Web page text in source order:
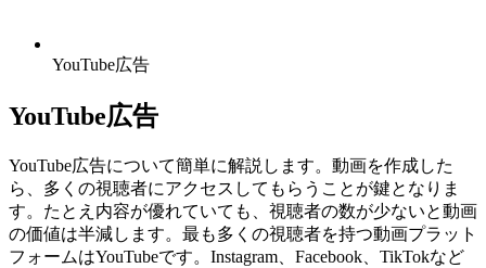
YouTube広告
YouTube広告
YouTube広告について簡単に解説します。動画を作成した
ら、多くの視聴者にアクセスしてもらうことが鍵となりま
す。たとえ内容が優れていても、視聴者の数が少ないと動画
の価値は半減します。最も多くの視聴者を持つ動画プラット
フォームはYouTubeです。Instagram、Facebook、TikTokなど